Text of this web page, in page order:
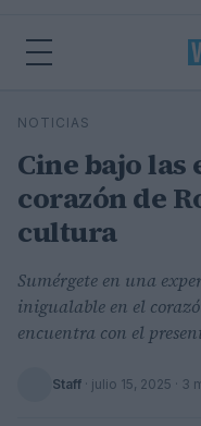
Buscar
NOTICIAS
Cine bajo las
corazón de
cultura
Sumérgete en una
inigualable en el
encuentra con el
Staff · julio 15, 2025 · 3